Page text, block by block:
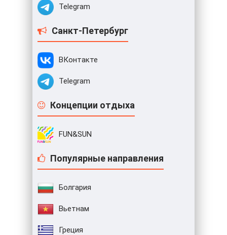
Telegram
Санкт-Петербург
ВКонтакте
Telegram
Концепции отдыха
FUN&SUN
Популярные направления
Болгария
Вьетнам
Греция